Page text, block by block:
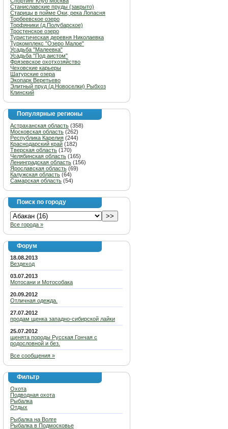
Станиславские пруды (закрыто)
Старицы в пойме Оки, река Лопасня
Торбеевское озеро
Торфяники (д.Полубарское)
Тростенское озеро
Туристическая деревня Николаевка
Туркомплекс "Озеро Малое"
Усадьба "Малеевка"
Усадьба "Под аистом"
Фрязевское охотхозяйство
Чеховские карьеры
Шатурские озера
Экопарк Веретьево
Элитный пруд (д.Новоселки) Рыбхоз
Клинский
Популярные регионы
Астраханская область (358)
Московская область (262)
Республика Карелия (244)
Краснодарский край (182)
Тверская область (170)
Челябинская область (165)
Ленинградская область (156)
Ярославская область (69)
Калужская область (64)
Самарская область (54)
Поиск по городу
Все города »
Форум
18.08.2013
Вездеход
03.07.2013
Мотосани и Мотособака
20.09.2012
Отличная одежда.
27.07.2012
продам щенка западно-сибирской лайки
25.07.2012
щенята породы Русская Гончая с
родословной и без.
Все сообщения »
Фильтр
Охота
Подводная охота
Рыбалка
Отдых
Рыбалка на Волге
Рыбалка в Подмосковье